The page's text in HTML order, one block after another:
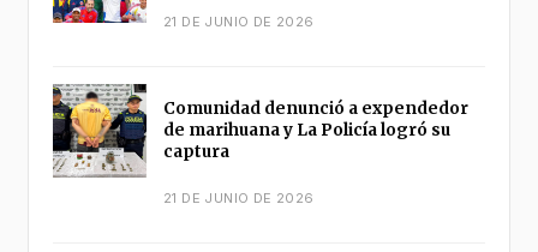
21 DE JUNIO DE 2026
Comunidad denunció a expendedor
de marihuana y La Policía logró su
captura
21 DE JUNIO DE 2026